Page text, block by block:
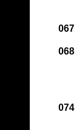
067
068
074